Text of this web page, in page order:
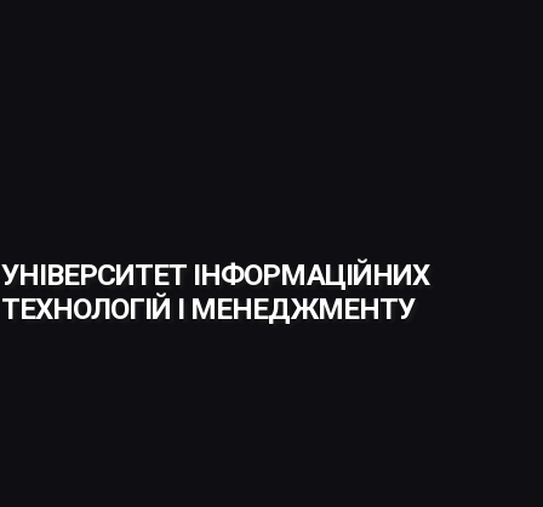
УНІВЕРСИТЕТ ІНФОРМАЦІЙНИХ
ТЕХНОЛОГІЙ І МЕНЕДЖМЕНТУ